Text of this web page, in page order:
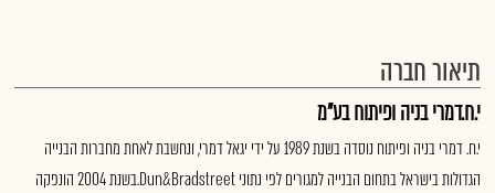
תיאור חברה
י.ח.דמרי בניה ופיתוח בע"מ
י.ח. דמרי בניה ופיתוח נוסדה בשנת 1989 על ידי יגאל דמרי, ונחשבת לאחת מחברות הבנייה
הגדולות בישראל בתחום הבנייה למגורים לפי נתוני Dun&Bradstreet.בשנת 2004 הונפקה